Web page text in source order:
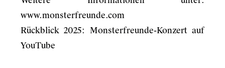
www.monsterfreunde.com
Rückblick 2025: Monsterfreunde-Konzert auf
YouTube